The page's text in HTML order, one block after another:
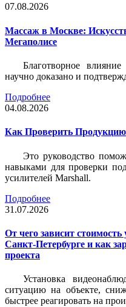
07.08.2026
Массаж в Москве:
Мегаполисе
Благотворное
научно доказано и
Подробнее
04.08.2026
Как Проверить
Это руководство
навыками для проверки
усилителей Marshall.
Подробнее
31.07.2026
От чего зависит
Санкт-Петербурге и как
проекта
Установка
ситуацию на объекте,
быстрее реагировать на